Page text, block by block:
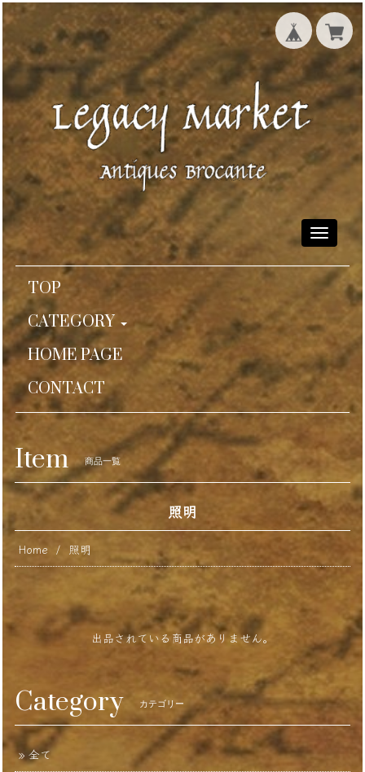
Toggle
TOP
CATEGORY
HOME PAGE
CONTACT
Item 商品一覧
照明
Home 照明
出品されている商品がありません。
Category カテゴリー
全て